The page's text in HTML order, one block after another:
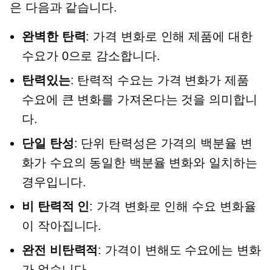
은 다음과 같습니다.
완벽한 탄력: 가격 변화로 인해 제품에 대한
수요가 0으로 감소합니다.
탄력있는: 탄력적 수요는 가격 변화가 제품
수요에 큰 변화를 가져온다는 것을 의미합니
다.
단일 탄성: 단위 탄력성은 가격의 백분율 변
화가 수요의 동일한 백분율 변화와 일치하는
경우입니다.
비 탄력적 인: 가격 변화로 인해 수요 변화율
이 작아집니다.
완전 비탄력적: 가격이 변해도 수요에는 변화